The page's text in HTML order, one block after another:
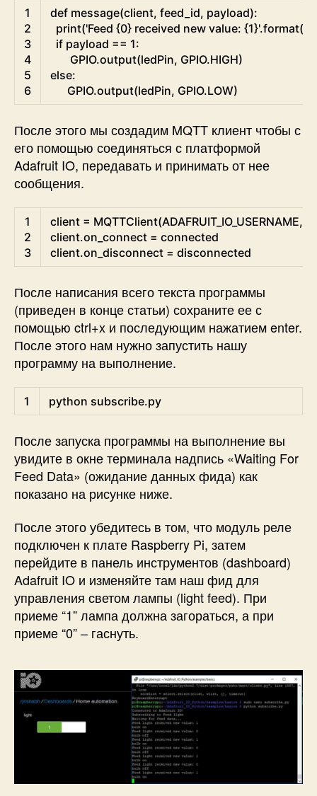
Python
1
2
3
4
5
6
def message(client, feed_id, payload):
print('Feed {0} received new value: {1}'.format(
if payload == 1:
GPIO.output(ledPin, GPIO.HIGH)
else:
GPIO.output(ledPin, GPIO.LOW)
После этого мы создадим MQTT клиент чтобы с
его помощью соединяться с платформой
Adafruit IO, передавать и принимать от нее
сообщения.
Python
1
2
3
client = MQTTClient(ADAFRUIT_IO_USERNAME,
client.on_connect = connected
client.on_disconnect = disconnected
После написания всего текста программы
(приведен в конце статьи) сохраните ее с
помощью ctrl+x и последующим нажатием enter.
После этого нам нужно запустить нашу
программу на выполнение.
1 python subscribe.py
После запуска программы на выполнение вы
увидите в окне терминала надпись «Waiting For
Feed Data» (ожидание данных фида) как
показано на рисунке ниже.
После этого убедитесь в том, что модуль реле
подключен к плате Raspberry Pi, затем
перейдите в панель инструментов (dashboard)
Adafruit IO и изменяйте там наш фид для
управления светом лампы (light feed). При
приеме “1” лампа должна загораться, а при
приеме “0” – гаснуть.